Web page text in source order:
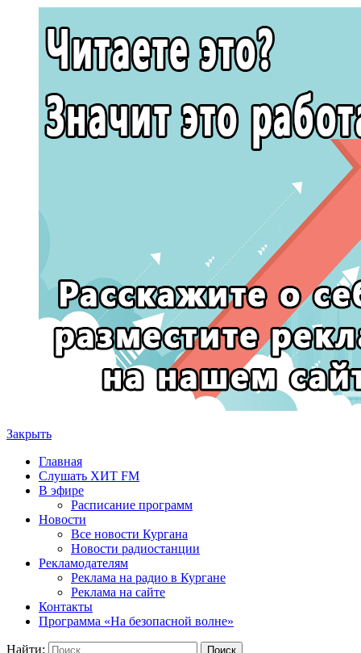
Закрыть
Главная
Слушать ХИТ FM
В эфире
Расписание программ
Новости
Все новости Кургана
Новости радиостанции
Рекламодателям
Реклама на радио в Кургане
Реклама на сайте
Контакты
Программа «На безопасной волне»
Найти: